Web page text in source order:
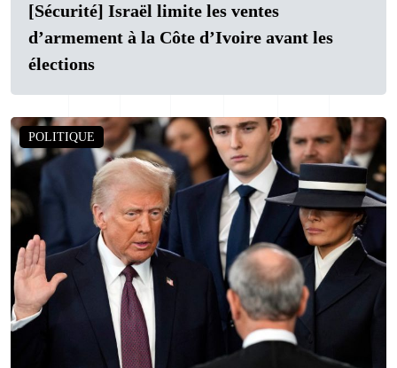
[Sécurité] Israël limite les ventes
d’armement à la Côte d’Ivoire avant les
élections
POLITIQUE